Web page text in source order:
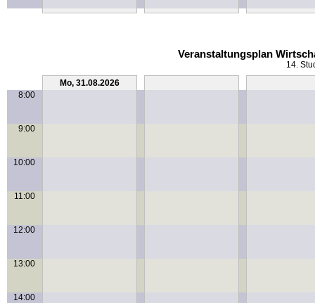
Veranstaltungsplan
14.
Mo, 31.08.2026
8:00
9:00
10:00
11:00
12:00
13:00
14:00